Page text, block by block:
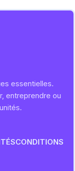
essentielles.
entreprendre ou
CONDITIONS